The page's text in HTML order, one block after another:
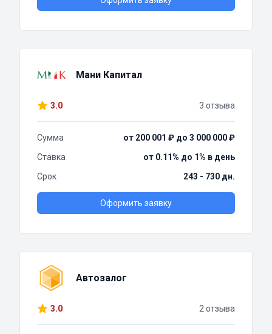
Мани Капитал
3.0 3 отзыва
Сумма
от 200 001 ₽ до 3 000 000 ₽
Ставка
от 0.11% до 1% в день
Срок
243 - 730 дн.
Оформить заявку
Автозалог
3.0 2 отзыва